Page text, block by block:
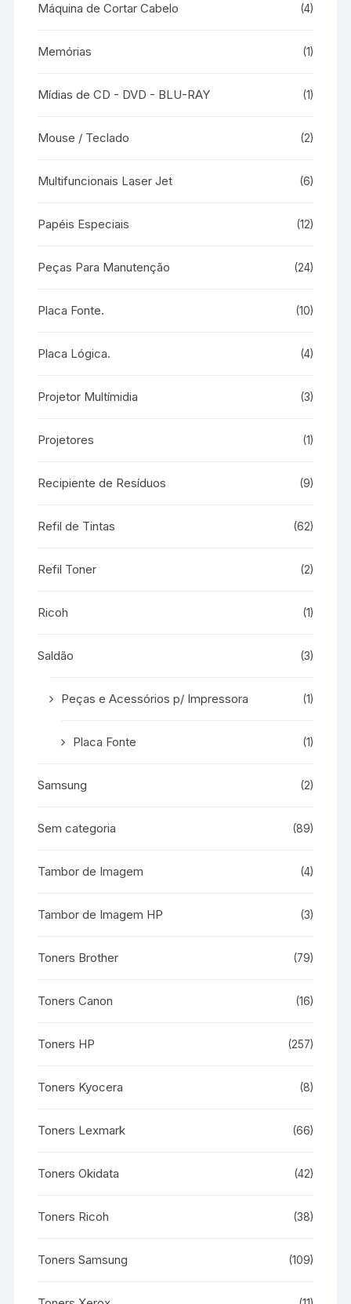
Máquina de Cortar Cabelo (4)
Memórias (1)
Mídias de CD - DVD - BLU-RAY (1)
Mouse / Teclado (2)
Multifuncionais Laser Jet (6)
Papéis Especiais (12)
Peças Para Manutenção (24)
Placa Fonte. (10)
Placa Lógica. (4)
Projetor Multímidia (3)
Projetores (1)
Recipiente de Resíduos (9)
Refil de Tintas (62)
Refil Toner (2)
Ricoh (1)
Saldão (3)
Peças e Acessórios p/ Impressora (1)
Placa Fonte (1)
Samsung (2)
Sem categoria (89)
Tambor de Imagem (4)
Tambor de Imagem HP (3)
Toners Brother (79)
Toners Canon (16)
Toners HP (257)
Toners Kyocera (8)
Toners Lexmark (66)
Toners Okidata (42)
Toners Ricoh (38)
Toners Samsung (109)